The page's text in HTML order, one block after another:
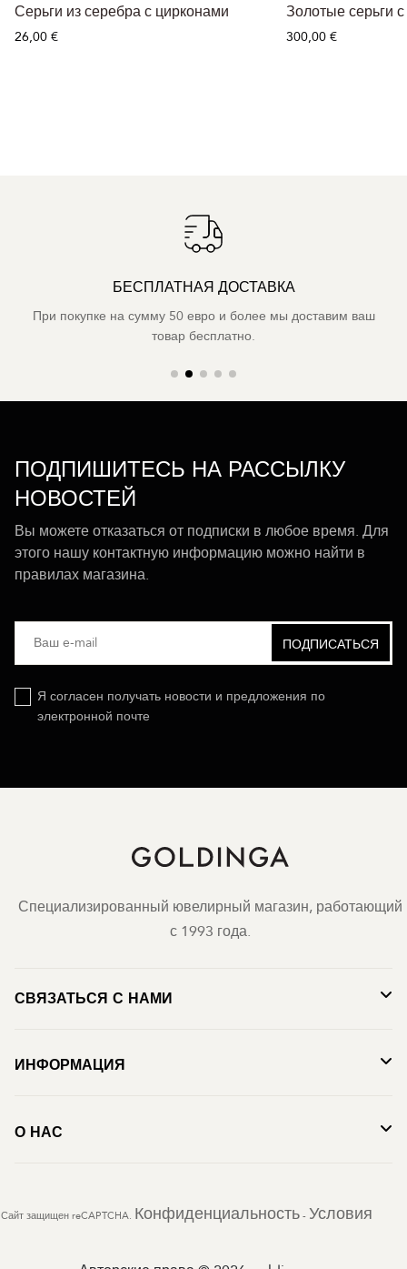
Серьги из серебра с цирконами
26,00 €
Золотые серьги
300,00 €
БЕСПЛАТНАЯ ДОСТАВКА
При покупке на сумму 50 евро и более мы доставим ваш
товар бесплатно.
ПОДПИШИТЕСЬ НА РАССЫЛКУ
НОВОСТЕЙ
Вы можете отказаться от подписки в любое время. Для
этого нашу контактную информацию можно найти в
правилах магазина.
Я согласен получать новости и предложения по
электронной почте
Специализированный ювелирный магазин, работающий
с 1993 года.
СВЯЗАТЬСЯ С НАМИ
ИНФОРМАЦИЯ
О НАС
Сайт защищен reCAPTCHA. Конфиденциальность - Условия